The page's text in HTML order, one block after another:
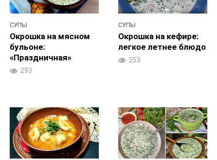
СУПЫ
Окрошка на мясном
бульоне:
«Праздничная»
293
СУПЫ
Окрошка на кефире:
легкое летнее блюдо
253